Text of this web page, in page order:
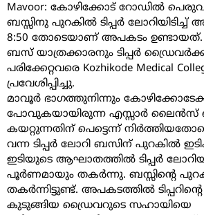
Mavoor: കോഴിക്കോട് റോഡിൽ
ബസ്സിനു പുറകിൽ ടിപ്പർ ലോറിയിടിച്ച്
8:50 തോടെയാണ് അപകടം
ബസ് യാത്രക്കാരനും ടിപ്പർ
പരിക്കേറ്റവരെ Kozhikode Medical
പ്രവേശിപ്പിച്ചു.
മാവൂർ ഭാഗത്തുനിന്നും
പോവുകയായിരുന്ന എസ്സാർ ലൈൻസ്
കയറ്റുന്നതിന് പെട്ടെന്ന്
വന്ന ടിപ്പർ ലോറി ബസിന് പുറകിൽ
ഇടിയുടെ ആഘാതത്തിൽ ടിപ്പർ
പൂർണമായും തകർന്നു. ബസ്സിന്റെ
തകർന്നിട്ടുണ്ട്. അപകടത്തിൽ
കുടുങ്ങിയ ഡ്രൈവറുടെ സഹായിയെ